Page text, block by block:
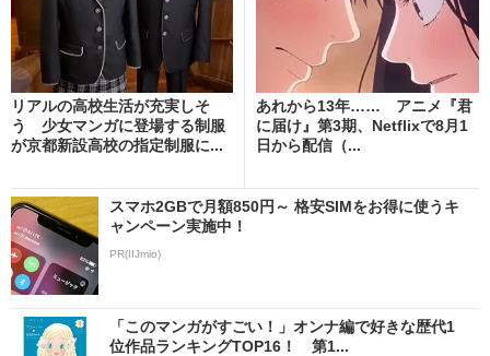
リアルの高校生活が充実しそ
う 少女マンガに登場する制服
が京都新設高校の指定制服に...
あれから13年…… アニメ『君
に届け』第3期、Netflixで8月1
日から配信（...
スマホ2GBで月額850円～ 格安SIMをお得に使うキ
ャンペーン実施中！
PR(IIJmio)
「このマンガがすごい！」オンナ編で好きな歴代1
位作品ランキングTOP16！ 第1...